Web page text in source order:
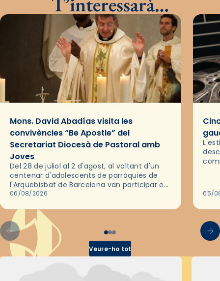
Mons. David Abadías visita les
convivències “Be Apostle” del
Secretariat Diocesà de Pastoral amb
Joves
Del 28 de juliol al 2 d'agost, al voltant d'un
centenar d'adolescents de parròquies de
l'Arquebisbat de Barcelona van participar en
les convivències Be Apostle, organitzades
06/08/2026 05/
Veure-ho tot